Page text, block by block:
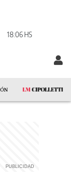
18:06 HS